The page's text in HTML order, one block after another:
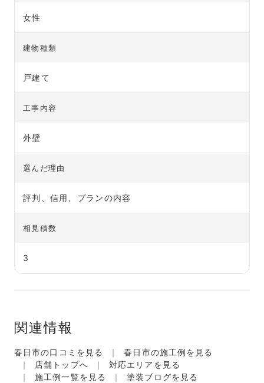
女性
建物種類
戸建て
工事内容
外壁
選んだ理由
評判、信用、プランの内容
相見積数
3
関連情報
春日市の口コミを見る
春日市の施工例を見る
店舗トップへ
対応エリアを見る
施工例一覧を見る
塗装ブログを見る